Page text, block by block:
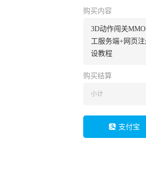
购买内容
3D动作闯关
工服务端+网页
设教程
购买结算
小计
支付宝